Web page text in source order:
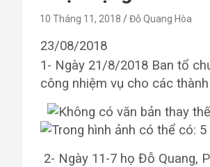
10 Tháng 11, 2018 Đỗ Quang Hòa
23/08/2018
1- Ngày 21/8/2018 Ban tổ
công nhiệm vụ cho các
2- Ngày 11-7 họ Đỗ Quang,